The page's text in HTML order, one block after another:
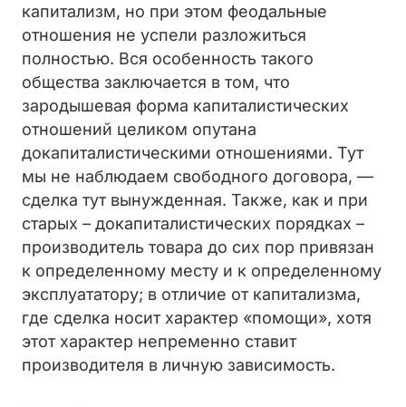
капитализм, но при этом феодальные
отношения не успели разложиться
полностью. Вся особенность такого
общества заключается в том, что
зародышевая форма капиталистических
отношений целиком опутана
докапиталистическими отношениями. Тут
мы не наблюдаем свободного договора, —
сделка тут вынужденная. Также, как и при
старых – докапиталистических порядках –
производитель товара до сих пор привязан
к определенному месту и к определенному
эксплуататору; в отличие от капитализма,
где сделка носит характер «помощи», хотя
этот характер непременно ставит
производителя в личную зависимость.